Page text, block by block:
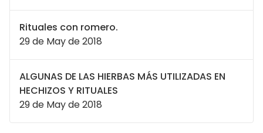
Rituales con romero.
29 de May de 2018
ALGUNAS DE LAS HIERBAS MÁS UTILIZADAS EN
HECHIZOS Y RITUALES
29 de May de 2018